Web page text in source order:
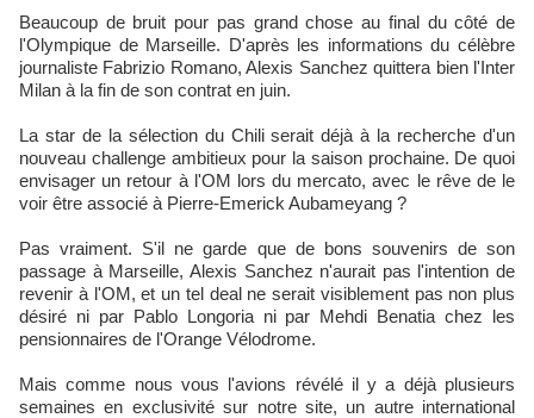
Beaucoup de bruit pour pas grand chose au final du côté de
l'Olympique de Marseille. D'après les informations du célèbre
journaliste Fabrizio Romano, Alexis Sanchez quittera bien l'Inter
Milan à la fin de son contrat en juin.
La star de la sélection du Chili serait déjà à la recherche d'un
nouveau challenge ambitieux pour la saison prochaine. De quoi
envisager un retour à l'OM lors du mercato, avec le rêve de le
voir être associé à Pierre-Emerick Aubameyang ?
Pas vraiment. S'il ne garde que de bons souvenirs de son
passage à Marseille, Alexis Sanchez n'aurait pas l'intention de
revenir à l'OM, et un tel deal ne serait visiblement pas non plus
désiré ni par Pablo Longoria ni par Mehdi Benatia chez les
pensionnaires de l'Orange Vélodrome.
Mais comme nous vous l'avions révélé il y a déjà plusieurs
semaines en exclusivité sur notre site, un autre international